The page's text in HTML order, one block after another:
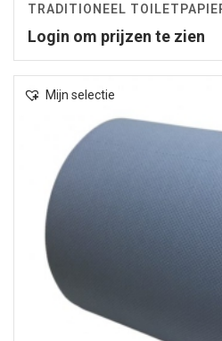
TRADITIONEEL
Login om prijzen te zien
Mijn selectie